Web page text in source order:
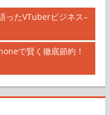
ったVTuberビジネス–
で賢く徹底節約！